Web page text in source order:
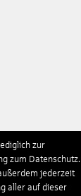
zur
zum Datenschutz.
jederzeit
aller auf dieser